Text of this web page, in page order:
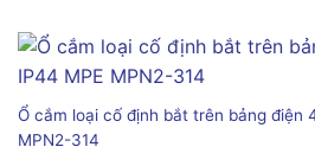
Ổ cắm loại cố định bắt trên bảng điện
MPN2-314